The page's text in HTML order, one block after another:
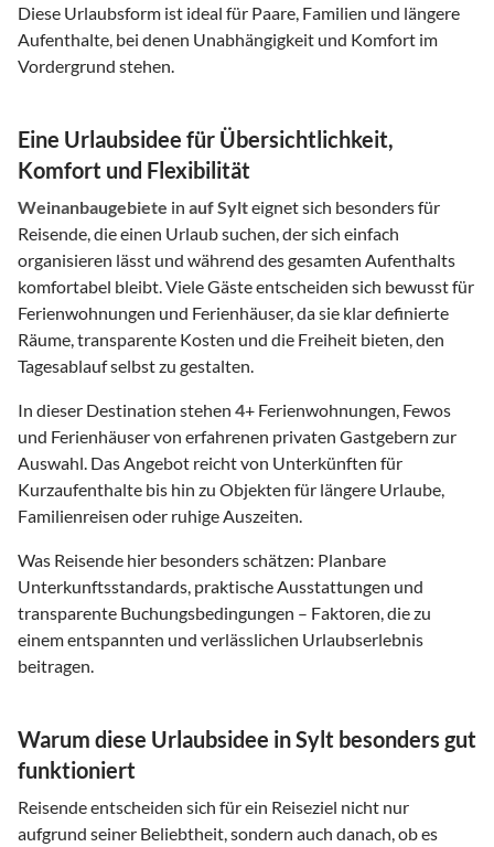
Diese Urlaubsform ist ideal für Paare, Familien und längere
Aufenthalte, bei denen Unabhängigkeit und Komfort im
Vordergrund stehen.
Eine Urlaubsidee für Übersichtlichkeit,
Komfort und Flexibilität
Weinanbaugebiete in auf Sylteignet sich besonders für
Reisende, die einen Urlaub suchen, der sich einfach
organisieren lässt und während des gesamten Aufenthalts
komfortabel bleibt. Viele Gäste entscheiden sich bewusst für
Ferienwohnungen und Ferienhäuser, da sie klar definierte
Räume, transparente Kosten und die Freiheit bieten, den
Tagesablauf selbst zu gestalten.
In dieser Destination stehen 4+ Ferienwohnungen, Fewos
und Ferienhäuser von erfahrenen privaten Gastgebern zur
Auswahl. Das Angebot reicht von Unterkünften für
Kurzaufenthalte bis hin zu Objekten für längere Urlaube,
Familienreisen oder ruhige Auszeiten.
Was Reisende hier besonders schätzen: Planbare
Unterkunftsstandards, praktische Ausstattungen und
transparente Buchungsbedingungen – Faktoren, die zu
einem entspannten und verlässlichen Urlaubserlebnis
beitragen.
Warum diese Urlaubsidee in Sylt besonders gut
funktioniert
Reisende entscheiden sich für ein Reiseziel nicht nur
aufgrund seiner Beliebtheit, sondern auch danach, ob es